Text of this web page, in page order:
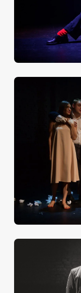
ключевой и в
ОТЗЫВЫ
«Это было
постановки.
сильный
«До мурашек! В
прям
эмоционально.
Москве так не
эмоциональном
"Мы в восторге.
понравилась и
оригинально,
"Потрясение!
встретить таких